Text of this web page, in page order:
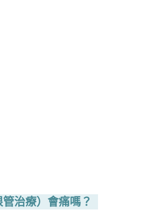
治療）會痛嗎？